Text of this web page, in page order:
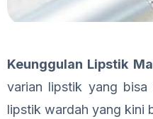
Keunggulan Lipstik
varian lipstik yang bisa
lipstik wardah yang kini